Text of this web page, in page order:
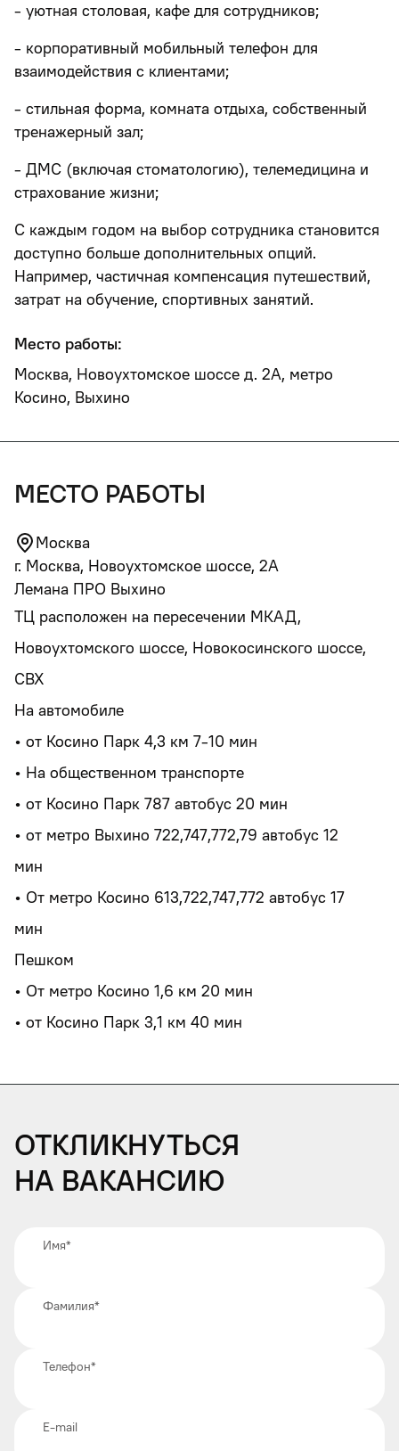
- уютная столовая, кафе для сотрудников;
- корпоративный мобильный телефон для
взаимодействия с клиентами;
- стильная форма, комната отдыха, собственный
тренажерный зал;
- ДМС (включая стоматологию), телемедицина и
страхование жизни;
С каждым годом на выбор сотрудника становится
доступно больше дополнительных опций.
Например, частичная компенсация путешествий,
затрат на обучение, спортивных занятий.
Место работы:
Москва, Новоухтомское шоссе д. 2А, метро
Косино, Выхино
место работы
Москва
г. Москва, Новоухтомское шоссе, 2А
Лемана ПРО Выхино
ТЦ расположен на пересечении МКАД,
Новоухтомского шоссе, Новокосинского шоссе,
СВХ
На автомобиле
• от Косино Парк 4,3 км 7-10 мин
• На общественном транспорте
• от Косино Парк 787 автобус 20 мин
• от метро Выхино 722,747,772,79 автобус 12
мин
• От метро Косино 613,722,747,772 автобус 17
мин
Пешком
• От метро Косино 1,6 км 20 мин
• от Косино Парк 3,1 км 40 мин
Откликнуться
на вакансию
Имя*
Фамилия*
Телефон*
E-mail